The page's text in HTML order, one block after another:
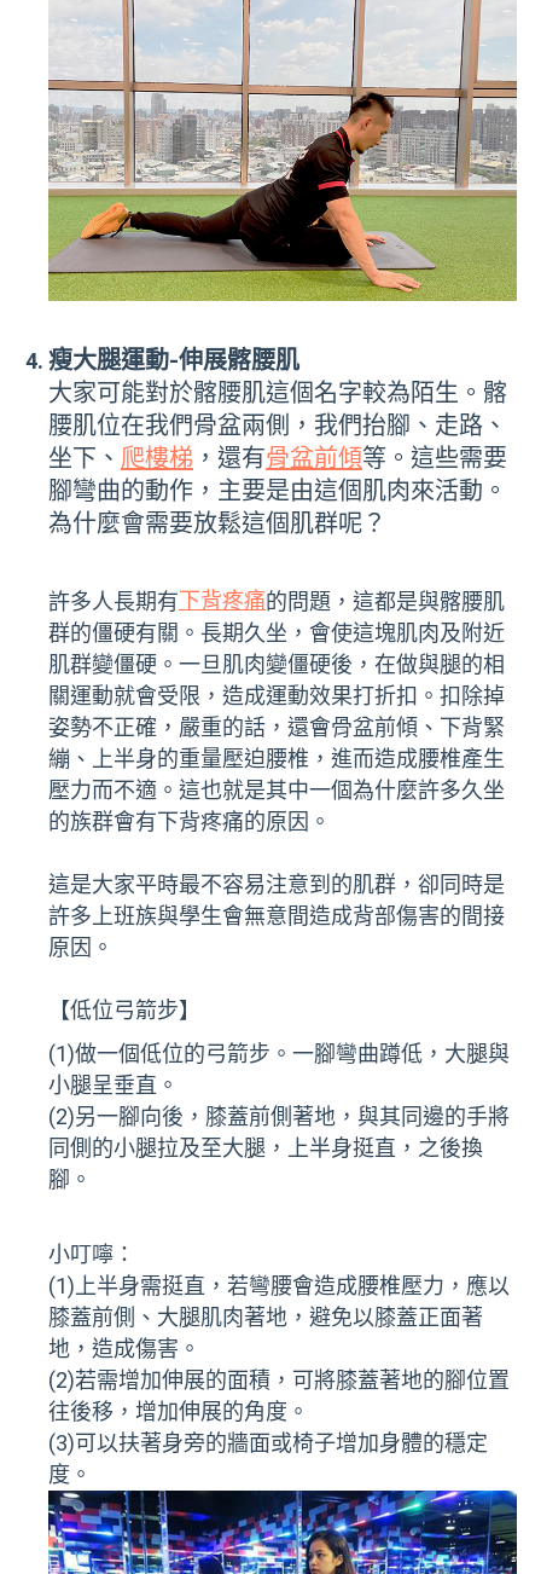
瘦大腿運動-伸展髂腰肌
大家可能對於髂腰肌這個名字較為陌生。 髂
腰肌位在我們骨盆兩側 ， 我們抬腳、走路、
坐下、 爬樓梯 ，還有骨盆前傾等。這些需要
腳彎曲的動作，主要是由這個肌肉來活動。
為什麼會需要放鬆這個肌群呢？
許多人長期有下背疼痛的問題，這都是與髂腰肌
群的僵硬有關。 長期久坐，會使這塊肌肉及附近
肌群變僵硬。一旦肌肉變僵硬後，在做與腿的相
關運動就會受限，造成運動效果打折扣。扣除掉
姿勢不正確，嚴重的話，還會骨盆前傾、下背緊
繃、上半身的重量壓迫腰椎，進而造成腰椎產生
壓力而不適。這也就是其中一個為什麼許多久坐
的族群會有下背疼痛的原因。
這是大家平時最不容易注意到的肌群，卻同時是
許多上班族與學生會無意間造成背部傷害的間接
原因。
【低位弓箭步】
(1)做一個低位的弓箭步。一腳彎曲蹲低，大腿與
小腿呈垂直。
(2)另一腳向後，膝蓋前側著地，與其同邊的手將
同側的小腿拉及至大腿，上半身挺直，之後換
腳。
小叮嚀：
(1)上半身需挺直，若彎腰會造成腰椎壓力，應以
膝蓋前側、大腿肌肉著地，避免以膝蓋正面著
地，造成傷害。
(2)若需增加伸展的面積，可將膝蓋著地的腳位置
往後移，增加伸展的角度。
(3)可以扶著身旁的牆面或椅子增加身體的穩定
度。